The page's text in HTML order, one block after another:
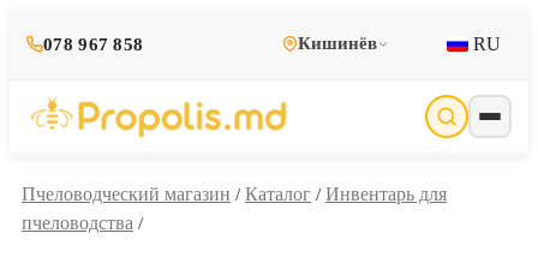
078 967 858 Кишинёв RU
Пчеловодческий магазин / Каталог / Инвентарь для
пчеловодства /